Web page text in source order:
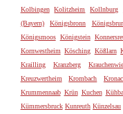
Kolbingen
Kolitzheim Kollnburg
(Bayern)
Königsbronn
Königsmoos Königstein
Kornwestheim Kösching Kößlarn
Krailling
Kranzberg
Kreuzwertheim
Krombach
Krummennaab Krün Kuchen
Kümmersbruck Kunreuth Künzelsau